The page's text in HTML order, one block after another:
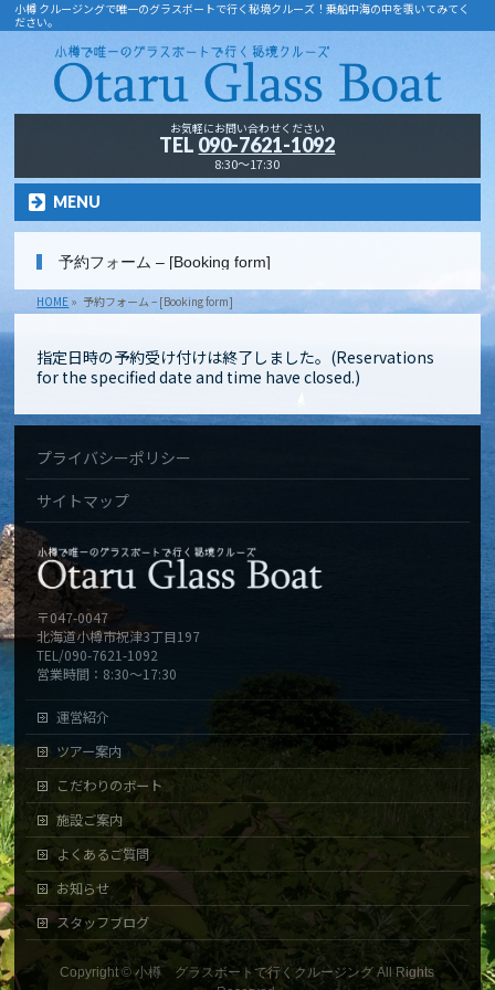
小樽 クルージングで唯一のグラスボートで行く秘境クルーズ！乗船中海の中を覗いてみてく
ださい。
お気軽にお問い合わせください
TEL 090-7621-1092
8:30～17:30
MENU
予約フォーム – [Booking form]
HOME » 予約フォーム – [Booking form]
指定日時の予約受け付けは終了しました。(Reservations
for the specified date and time have closed.)
プライバシーポリシー
サイトマップ
〒047-0047
北海道小樽市祝津3丁目197
TEL/090-7621-1092
営業時間：8:30～17:30
運営紹介
ツアー案内
こだわりのボート
施設ご案内
よくあるご質問
お知らせ
スタッフブログ
Copyright ©小樽 グラスボートで行くクルージング All Rights